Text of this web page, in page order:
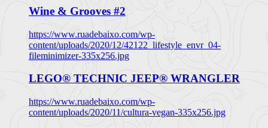
Wine & Grooves #2
https://www.ruadebaixo.com/wp-
content/uploads/2020/12/42122_lifestyle_envr_04-
fileminimizer-335x256.jpg
LEGO® TECHNIC JEEP® WRANGLER
https://www.ruadebaixo.com/wp-
content/uploads/2020/11/cultura-vegan-335x256.jpg